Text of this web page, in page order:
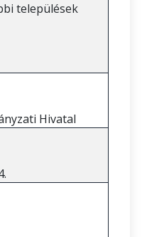
települések
Hivatal